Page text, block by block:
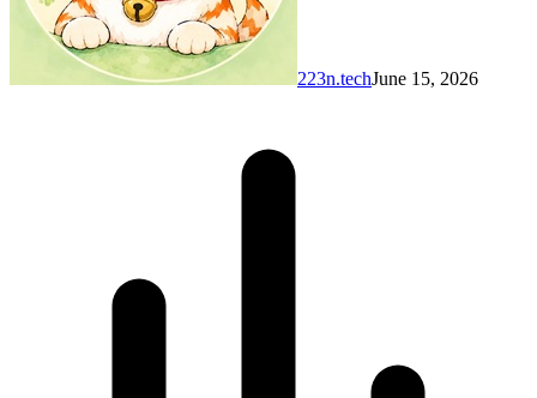
223n.techJune 15, 2026